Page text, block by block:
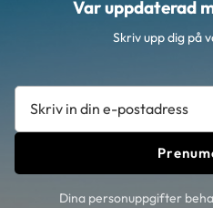
Var uppdaterad
Skriv upp dig på
Dina personuppgifter